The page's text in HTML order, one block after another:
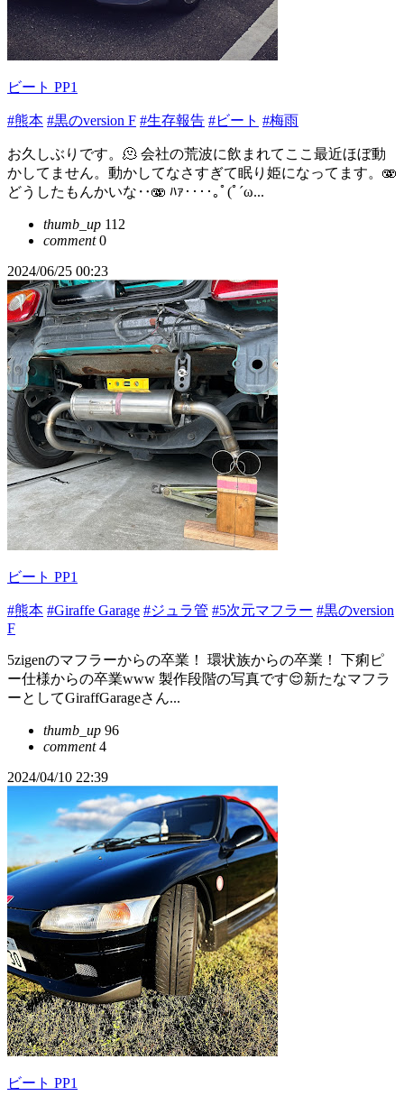
ビート PP1
#熊本 #黒のversion F #生存報告 #ビート #梅雨
お久しぶりです。🫠 会社の荒波に飲まれてここ最近ほぼ動
かしてません。動かしてなさすぎて眠り姫になってます。🫨
どうしたもんかいな‥🫨 ﾊｧ‥‥｡ﾟ(ﾟ´ω...
thumb_up 112
comment0
2024/06/25 00:23
ビート PP1
#熊本 #Giraffe Garage #ジュラ管 #5次元マフラー #黒のversion
F
5zigenのマフラーからの卒業！ 環状族からの卒業！ 下痢ピ
ー仕様からの卒業www 製作段階の写真です😌新たなマフラ
ーとしてGiraffGarageさん...
thumb_up 96
comment4
2024/04/10 22:39
ビート PP1